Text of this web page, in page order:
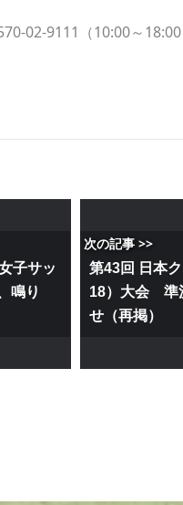
02-9111（10:00～18:00
子サッ
鳴り
次の記事 >>
第43回 日本
18）大会 準
せ（再掲）